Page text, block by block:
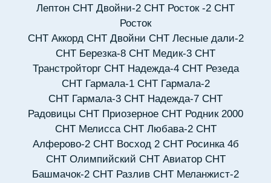
Лептон СНТ Двойни-2 СНТ Росток -2 СНТ
Росток
СНТ Аккорд СНТ Двойни СНТ Лесные дали-2
СНТ Березка-8 СНТ Медик-3 СНТ
Транстройторг СНТ Надежда-4 СНТ Резеда
СНТ Гармала-1 СНТ Гармала-2
СНТ Гармала-3 СНТ Надежда-7 СНТ
Радовицы СНТ Приозерное СНТ Родник 2000
СНТ Мелисса СНТ Любава-2 СНТ
Алферово-2 СНТ Восход 2 СНТ Росинка 4б
СНТ Олимпийский СНТ Авиатор СНТ
Башмачок-2 СНТ Разлив СНТ Меланжист-2